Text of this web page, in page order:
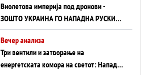
Виолетова империја под дронови -
ЗОШТО УКРАИНА ГО НАПАДНА РУСКИОТ
WILDBERRIES
Вечер анализа
Три вентили и затворање на
енергетската комора на светот: Нападот